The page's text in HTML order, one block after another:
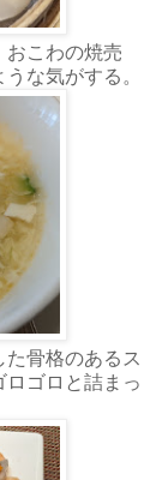
おこわの焼売
な気がする。
骨格のあるス
ゴロと詰まっ